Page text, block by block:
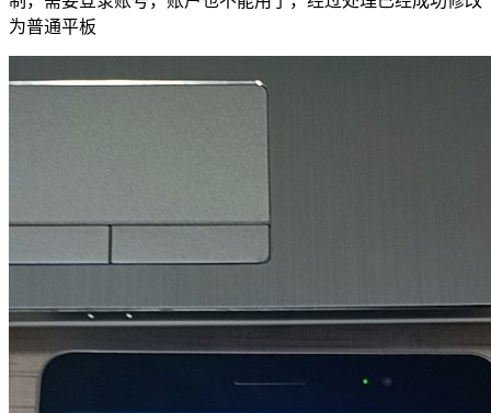
为普通平板